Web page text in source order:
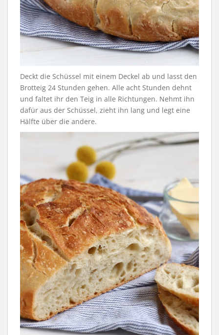
Deckt die Schüssel mit einem Deckel ab und lasst den
Brotteig 24 Stunden gehen. Alle acht Stunden dehnt
und faltet ihr den Teig in alle Richtungen. Nehmt ihn
dafür aus der Schüssel, zieht ihn lang und legt eine
Hälfte über die andere.